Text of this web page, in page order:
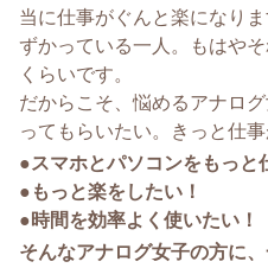
当に仕事がぐんと楽になり
ずかっている一人。もはや
くらいです。
だからこそ、悩めるアナロ
ってもらいたい。きっと仕
●スマホとパソコンをもっと
●もっと楽をしたい！
●時間を効率よく使いたい！
そんなアナログ女子の方に